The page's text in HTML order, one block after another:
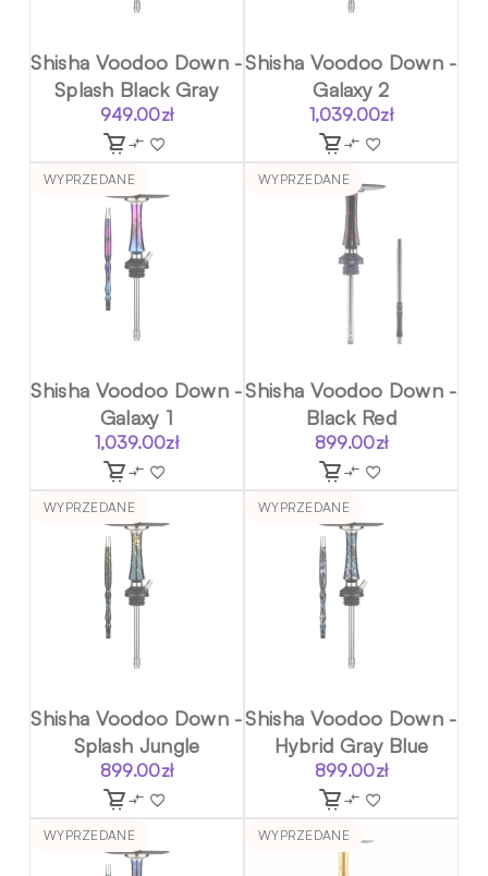
Shisha Voodoo Down -
Splash Black Gray
949.00zł
Shisha Voodoo Down -
Galaxy 2
1,039.00zł
WYPRZEDANE
Shisha Voodoo Down -
Galaxy 1
1,039.00zł
WYPRZEDANE
Shisha Voodoo Down -
Black Red
899.00zł
WYPRZEDANE
Shisha Voodoo Down -
Splash Jungle
899.00zł
WYPRZEDANE
Shisha Voodoo Down -
Hybrid Gray Blue
899.00zł
WYPRZEDANE WYPRZEDANE